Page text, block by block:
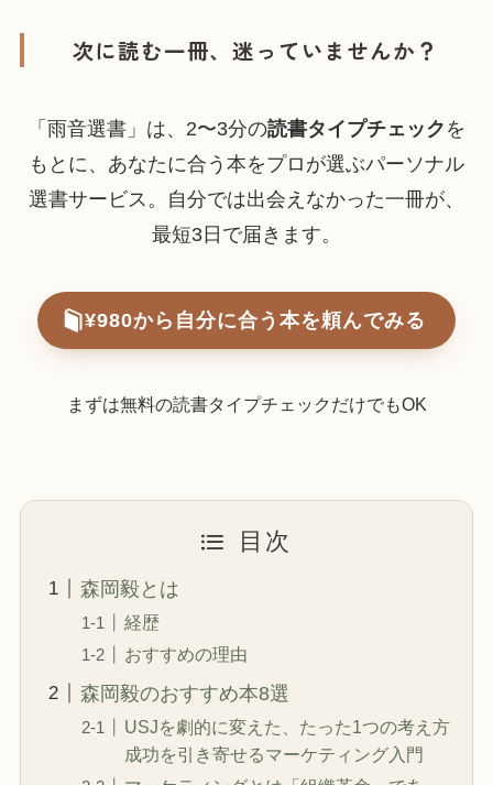
次に読む一冊、迷っていませんか？
「雨音選書」は、2〜3分の読書タイプチェック を
もとに、あなたに合う本をプロが選ぶパーソナル
選書サービス。自分では出会えなかった一冊が、
最短3日で届きます。
¥980から自分に合う本を頼んでみる
まずは無料の読書タイプチェックだけでもOK
目次
森岡毅とは
経歴
おすすめの理由
森岡毅のおすすめ本8選
USJを劇的に変えた、たった1つの考え方
成功を引き寄せるマーケティング入門